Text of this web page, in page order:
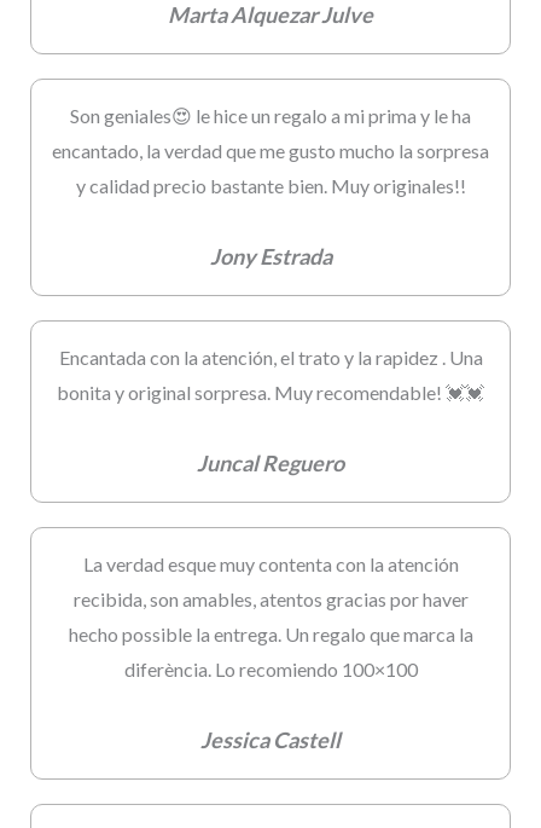
Marta Alquezar Julve
Son geniales😍 le hice un regalo a mi prima y le ha
encantado, la verdad que me gusto mucho la sorpresa
y calidad precio bastante bien. Muy originales!!
Jony Estrada
Encantada con la atención, el trato y la rapidez . Una
bonita y original sorpresa. Muy recomendable! 💓💓
Juncal Reguero
La verdad esque muy contenta con la atención
recibida, son amables, atentos gracias por haver
hecho possible la entrega. Un regalo que marca la
diferència. Lo recomiendo 100×100
Jessica Castell